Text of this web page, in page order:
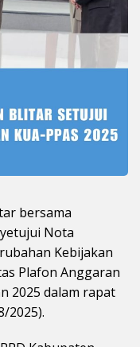
bersama
Nota
Kebijakan
Plafon Anggaran
2025 dalam rapat
2025).